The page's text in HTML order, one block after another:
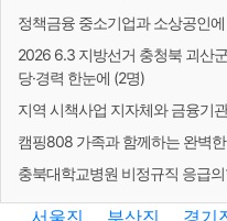
정책금융 중소기업과 소상공인
2026 6.3 지방선거 충청북 괴산
당·경력 한눈에 (2명)
지역 시책사업 지자체와 금융기
캠핑808 가족과 함께하는 완벽
충북대학교병원 비정규직 응급
서울진 부산진 경기